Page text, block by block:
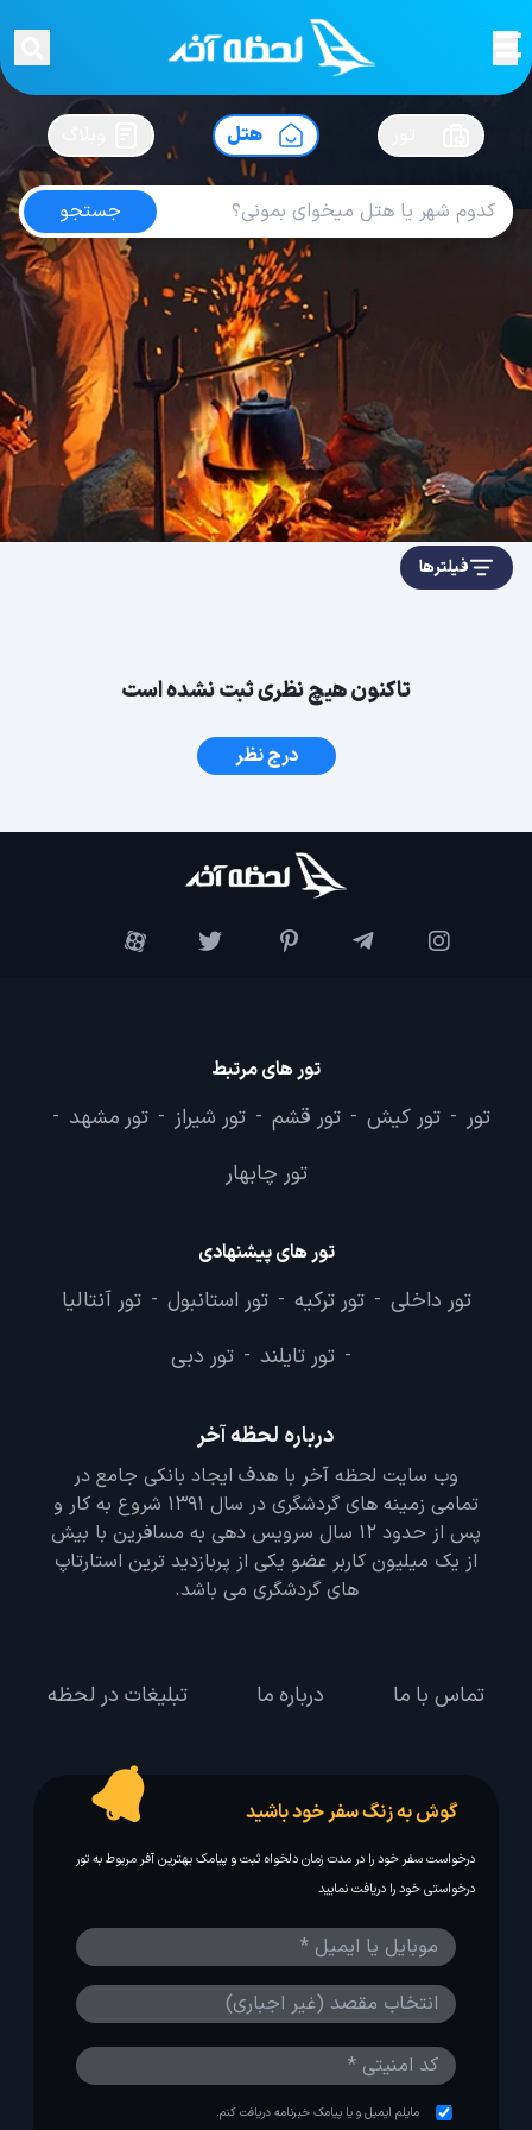
لحظه آخرسفرت رو بساز !
هتل
جستجو
هتل های لوگانو
4.8 از5| از100 کاربر
لحظه آخر هتل های سوئیس هتل های لوگانو
هتل 4 ستاره
Hotel 4 Star
فیلترها
تاکنون هیچ نظری ثبت نشده است
درج نظر
تور های مرتبط
تور - تور کیش - تور قشم - تور شیراز - تور مشهد -
تور چابهار
تور های پیشنهادی
تور داخلی - تور ترکیه - تور استانبول - تور آنتالیا
- تور تایلند - تور دبی
درباره لحظه آخر
وب سایت لحظه آخر با هدف ایجاد بانکی جامع در
تمامی زمینه های گردشگری در سال 1391 شروع به کار و
پس از حدود 12 سال سرویس دهی به مسافرین با بیش
از یک میلیون کاربر عضو یکی از پربازدید ترین استارتاپ
های گردشگری می باشد.
تماس با ما درباره ما تبلیغات در لحظه
گوش به زنگ سفر خود باشید
درخواست سفر خود را در مدت زمان دلخواه ثبت و پیامک بهترین آفر مربوط به تور
درخواستی خود را دریافت نمایید
مایلم ایمیل و یا پیامک خبرنامه دریافت کنم.